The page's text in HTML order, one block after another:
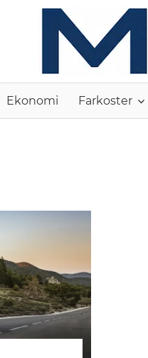
Ekonomi Farkoster